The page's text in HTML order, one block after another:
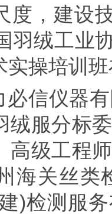
度，建设
羽绒工业
实操培训
必信仪器
绒服分标
高级工程
海关丝类
)检测服